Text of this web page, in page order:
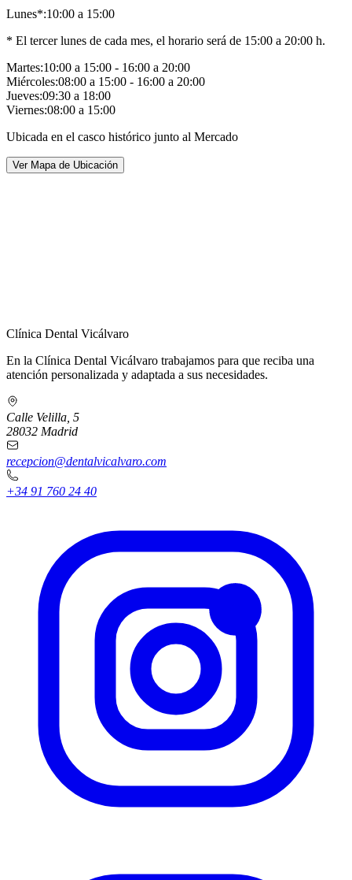
Lunes*:10:00 a 15:00
* El tercer lunes de cada mes, el horario será de 15:00 a 20:00 h.
Martes:10:00 a 15:00 - 16:00 a 20:00
Miércoles:08:00 a 15:00 - 16:00 a 20:00
Jueves:09:30 a 18:00
Viernes:08:00 a 15:00
Ubicada en el casco histórico junto al Mercado
Ver Mapa de Ubicación
Clínica Dental Vicálvaro
En la Clínica Dental Vicálvaro trabajamos para que reciba una
atención personalizada y adaptada a sus necesidades.
Calle Velilla, 5
28032 Madrid
recepcion@dentalvicalvaro.com
+34 91 760 24 40